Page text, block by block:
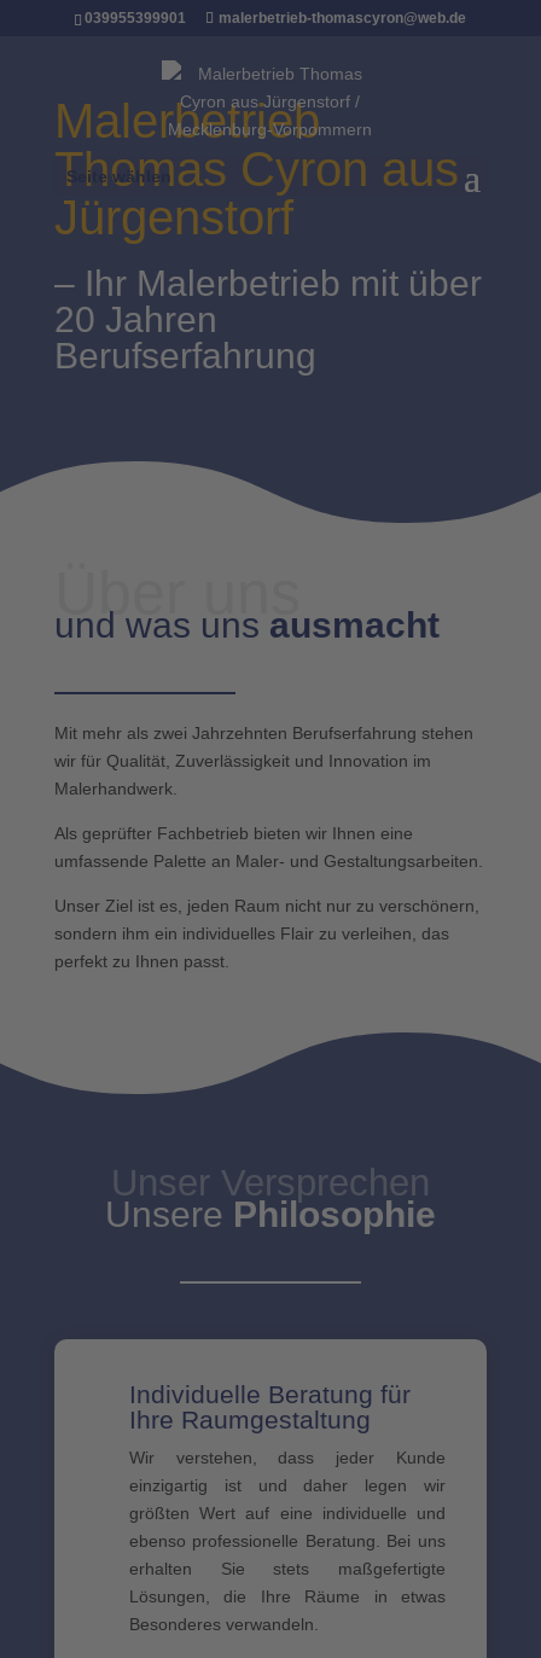
039955399901 malerbetrieb-thomascyron@web.de
Seite wählen
Malerbetrieb
Thomas Cyron aus
Jürgenstorf
– Ihr Malerbetrieb mit über
20 Jahren
Berufserfahrung
Über uns
und was uns ausmacht
Mit mehr als zwei Jahrzehnten Berufserfahrung stehen
wir für Qualität, Zuverlässigkeit und Innovation im
Malerhandwerk.
Als geprüfter Fachbetrieb bieten wir Ihnen eine
umfassende Palette an Maler- und Gestaltungsarbeiten.
Unser Ziel ist es, jeden Raum nicht nur zu verschönern,
sondern ihm ein individuelles Flair zu verleihen, das
perfekt zu Ihnen passt.
Unser Versprechen
Unsere Philosophie
Individuelle Beratung für
Ihre Raumgestaltung
Wir verstehen, dass jeder Kunde
einzigartig ist und daher legen wir
größten Wert auf eine individuelle und
ebenso professionelle Beratung. Bei uns
erhalten Sie stets maßgefertigte
Lösungen, die Ihre Räume in etwas
Besonderes verwandeln.